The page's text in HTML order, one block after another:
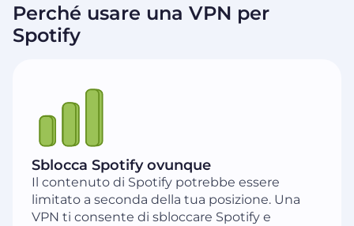
Perché usare una VPN per
Spotify
Sblocca Spotify ovunque
Il contenuto di Spotify potrebbe essere
limitato a seconda della tua posizione. Una
VPN ti consente di sbloccare Spotify e